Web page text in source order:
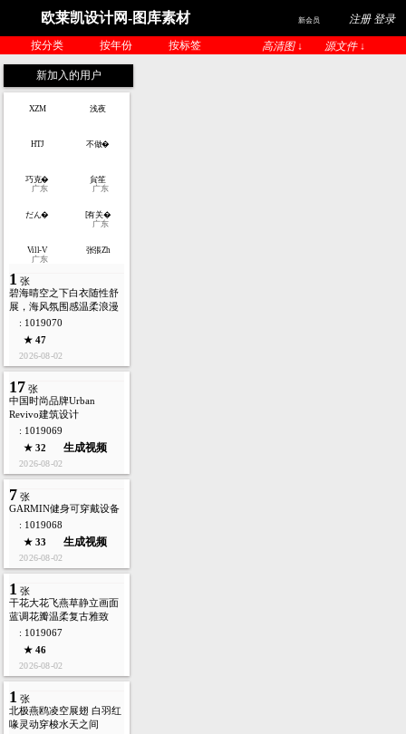
欧莱凯设计网-图库素材 新会员 注册 登录
按分类 按年份 按标签 高清图 ↓ 源文件 ↓
新加入的用户
XZM 浅夜
HTJ 不做�
巧克�
广东
貟笙
广东
だん�
[有关�
广东
Vill-V
广东
张張Zh
1 张
碧海晴空之下白衣随性舒
展，海风氛围感温柔浪漫
: 1019070
★ 47
2026-08-02
17 张
中国时尚品牌Urban
Revivo建筑设计
: 1019069
★ 32
生成视频
2026-08-02
7 张
GARMIN健身可穿戴设备
: 1019068
★ 33
生成视频
2026-08-02
1 张
干花大花飞燕草静立画面
蓝调花瓣温柔复古雅致
: 1019067
★ 46
2026-08-02
1 张
北极燕鸥凌空展翅 白羽红
喙灵动穿梭水天之间